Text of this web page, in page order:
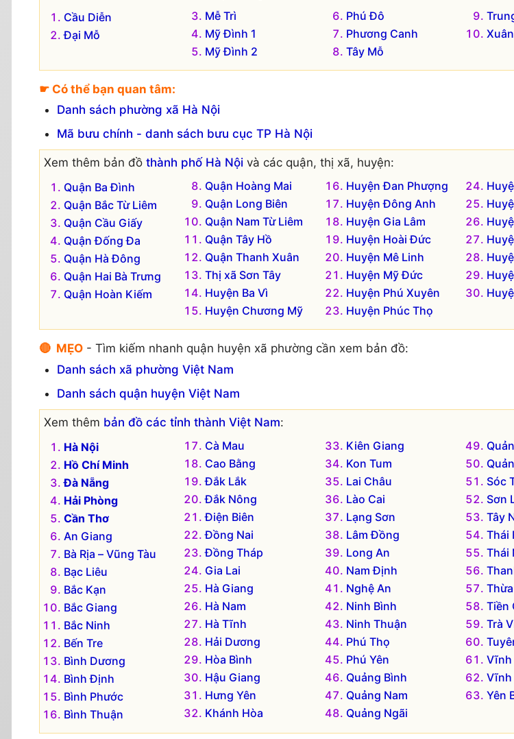
Cầu Diễn
Đại Mỗ
Mễ Trì
Mỹ Đình 1
Mỹ Đình 2
Phú Đô
Phương Canh
Tây Mỗ
☛ Có thể bạn quan tâm:
Danh sách phường xã Hà Nội
Mã bưu chính - danh sách bưu cục TP Hà Nội
Xem thêm bản đồ thành phố Hà Nội và các quận, thị xã, huyện:
Quận Ba Đình
Quận Bắc Từ Liêm
Quận Cầu Giấy
Quận Đống Đa
Quận Hà Đông
Quận Hai Bà Trưng
Quận Hoàn Kiếm
Quận Hoàng Mai
Quận Long Biên
Quận Nam Từ Liêm
Quận Tây Hồ
Quận Thanh Xuân
Thị xã Sơn Tây
Huyện Ba Vì
Huyện Chương Mỹ
Huyện Đan Phượng
Huyện Đông Anh
Huyện Gia Lâm
Huyện Hoài Đức
Huyện Mê Linh
Huyện Mỹ Đức
Huyện Phú Xuyên
Huyện Phúc Thọ
🔴 MẸO - Tìm kiếm nhanh quận huyện xã phường cần xem bản đồ:
Danh sách xã phường Việt Nam
Danh sách quận huyện Việt Nam
Xem thêm bản đồ các tỉnh thành Việt Nam:
Hà Nội
Hồ Chí Minh
Đà Nẵng
Hải Phòng
Cần Thơ
An Giang
Bà Rịa – Vũng Tàu
Bạc Liêu
Bắc Kạn
Bắc Giang
Bắc Ninh
Bến Tre
Bình Dương
Bình Định
Bình Phước
Bình Thuận
Cà Mau
Cao Bằng
Đắk Lắk
Đắk Nông
Điện Biên
Đồng Nai
Đồng Tháp
Gia Lai
Hà Giang
Hà Nam
Hà Tĩnh
Hải Dương
Hòa Bình
Hậu Giang
Hưng Yên
Khánh Hòa
Kiên Giang
Kon Tum
Lai Châu
Lào Cai
Lạng Sơn
Lâm Đồng
Long An
Nam Định
Nghệ An
Ninh Bình
Ninh Thuận
Phú Thọ
Phú Yên
Quảng Bình
Quảng Nam
Quảng Ngãi
Sóc
Sơn
Tây
Thái
Thái
Tiền
Trà
Vĩnh
Vĩnh
Yên